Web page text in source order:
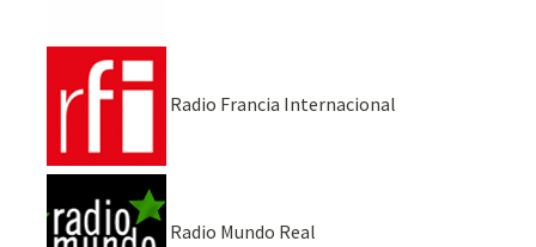
Radio Francia Internacional
Radio Mundo Real